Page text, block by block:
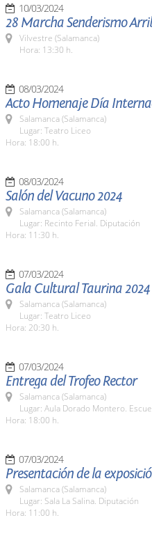
10/03/2024
28 Marcha Senderismo
Vilvestre (Salamanca)
Hora: 13:30 h.
08/03/2024
Acto Homenaje Día
Salamanca (Salamanca)
Lugar: Teatro Liceo
Hora: 18:00 h.
08/03/2024
Salón del Vacuno 2024
Salamanca (Salamanca)
Lugar: Recinto Ferial. Diputación
Hora: 11:30 h.
07/03/2024
Gala Cultural Taurina 2024
Salamanca (Salamanca)
Lugar: Teatro Liceo
Hora: 20:30 h.
07/03/2024
Entrega del Trofeo Rector
Salamanca (Salamanca)
Lugar: Aula Dorado Montero.
Hora: 18:00 h.
07/03/2024
Presentación de la
Salamanca (Salamanca)
Lugar: Sala La Salina. Diputación
Hora: 11:00 h.